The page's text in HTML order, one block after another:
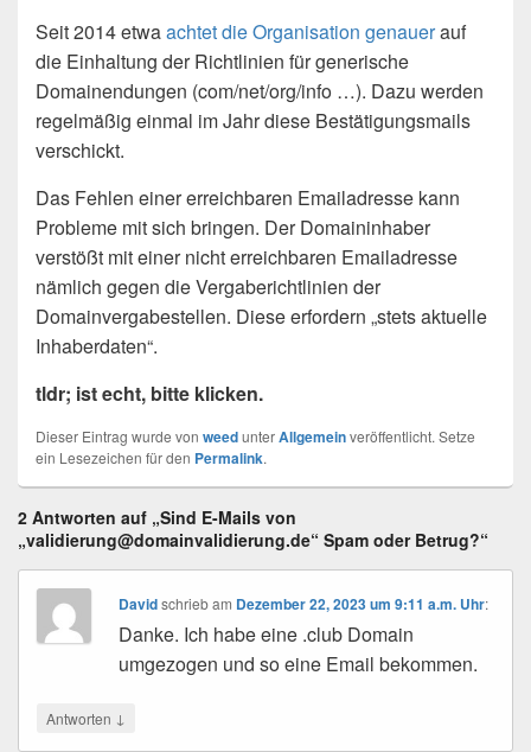
Seit 2014 etwaachtet die Organisation genauerauf
die Einhaltung der Richtlinien für generische
Domainendungen (com/net/org/info …). Dazu werden
regelmäßig einmal im Jahr diese Bestätigungsmails
verschickt.
Das Fehlen einer erreichbaren Emailadresse kann
Probleme mit sich bringen. Der Domaininhaber
verstößt mit einer nicht erreichbaren Emailadresse
nämlich gegen die Vergaberichtlinien der
Domainvergabestellen. Diese erfordern „stets aktuelle
Inhaberdaten“.
tldr; ist echt, bitte klicken.
Dieser Eintrag wurde von weedunterAllgemeinveröffentlicht. Setze
ein Lesezeichen für den Permalink.
2 Antworten auf „Sind E-Mails von
„validierung@domainvalidierung.de“ Spam oder Betrug?“
David schriebam Dezember 22, 2023 um 9:11 a.m. Uhr:
Danke. Ich habe eine .club Domain
umgezogen und so eine Email bekommen.
Antworten ↓